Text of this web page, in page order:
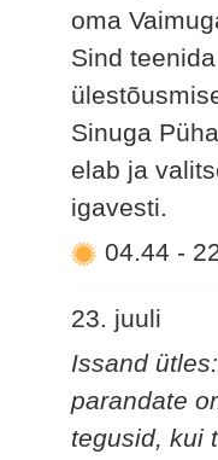
oma
Sind
Sinuga
elab ja
igavesti.
04.44 -
23. juuli
Issand
parandate
tegusid, kui